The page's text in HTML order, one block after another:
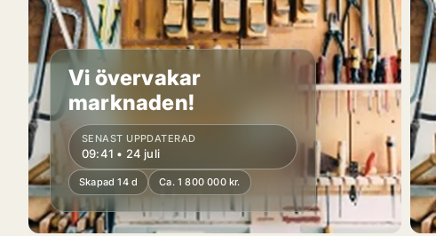
Vi övervakar
marknaden!
SENAST UPPDATERAD
09:41 • 24 juli
Skapad 14 d Ca. 1 800 000 kr.